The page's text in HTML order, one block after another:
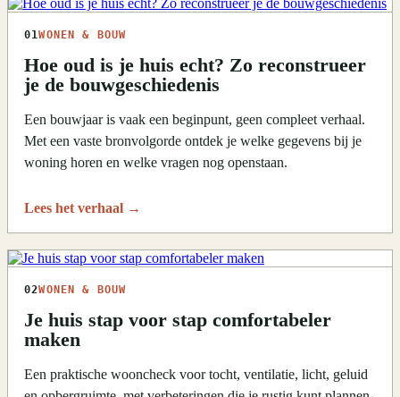
01WONEN & BOUW
Hoe oud is je huis echt? Zo reconstrueer
je de bouwgeschiedenis
Een bouwjaar is vaak een beginpunt, geen compleet verhaal.
Met een vaste bronvolgorde ontdek je welke gegevens bij je
woning horen en welke vragen nog openstaan.
Lees het verhaal →
02WONEN & BOUW
Je huis stap voor stap comfortabeler
maken
Een praktische wooncheck voor tocht, ventilatie, licht, geluid